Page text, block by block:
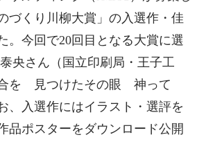
づくり川柳大賞」の入選作・佳
。今回で20回目となる大賞に選
央さん（国立印刷局・王子工
を 見つけたその眼 神って
、入選作にはイラスト・選評を
品ポスターをダウンロード公開